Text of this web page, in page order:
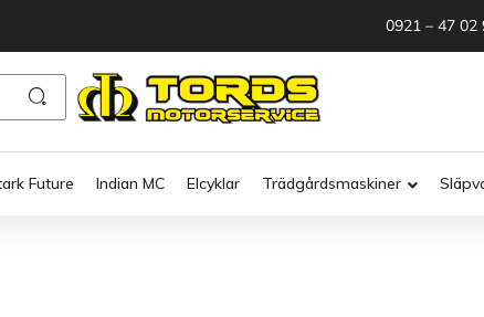
0921 – 47
Future Indian MC Elcyklar Trädgårdsmaskiner